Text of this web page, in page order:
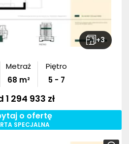
+3
Metraż
68 m²
Piętro
5 - 7
1 294 933 zł
o ofertę
SPECJALNA